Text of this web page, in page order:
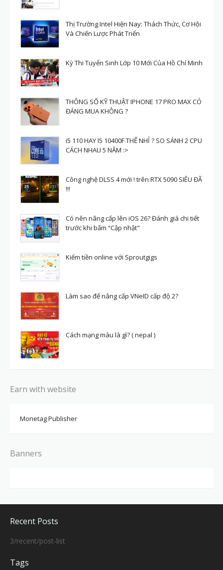
Thị Trường Intel Hiện Nay: Thách Thức, Cơ Hội
Và Chiến Lược Phát Triển
Kỳ Thi Tuyển Sinh Lớp 10 Mới Của Hồ Chí Minh
THÔNG SỐ KỸ THUẬT IPHONE 17 PRO MAX CÓ
ĐÁNG MUA KHÔNG ?
i5 110 HAY I5 10400F THẾ NHỈ ? SO SÁNH 2 CPU
CÁCH NHAU 5 NĂM :>
Công nghệ DLSS 4 mới ! trên RTX 5090 SIÊU ĐÃ
!!!
Có nên nâng cấp lên iOS 26? Đánh giá chi tiết
trước khi bấm “Cập nhật"
Kiếm tiền online với Sproutgigs
Làm sao để nâng cấp VNeID cấp độ 2?
Cách mạng màu là gì? ( nepal )
Earn with website
Monetag Publisher
Banners
Recent Posts
3/recent/post-list
Tags